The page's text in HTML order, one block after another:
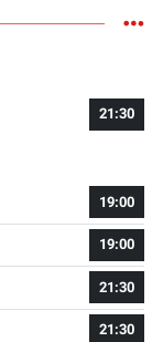
21:30
19:00
19:00
21:30
21:30